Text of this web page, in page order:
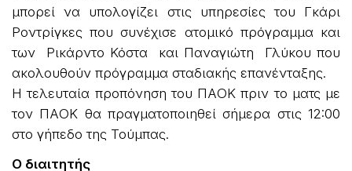
μπορεί να υπολογίζει στις υπηρεσίες του Γκάρι
Ροντρίγκες που συνέχισε ατομικό πρόγραμμα και
των Ρικάρντο Κόστα και Παναγιώτη Γλύκου που
ακολουθούν πρόγραμμα σταδιακής επανένταξης.
Η τελευταία προπόνηση του ΠΑΟΚ πριν το ματς με
τον ΠΑΟΚ θα πραγματοποιηθεί σήμερα στις 12:00
στο γήπεδο της Τούμπας.
Ο διαιτητής